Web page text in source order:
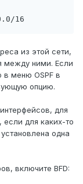
из этой сети,
между ними. Если
в меню OSPF в
опцию.
для
если для каких-то
одна
включите BFD: